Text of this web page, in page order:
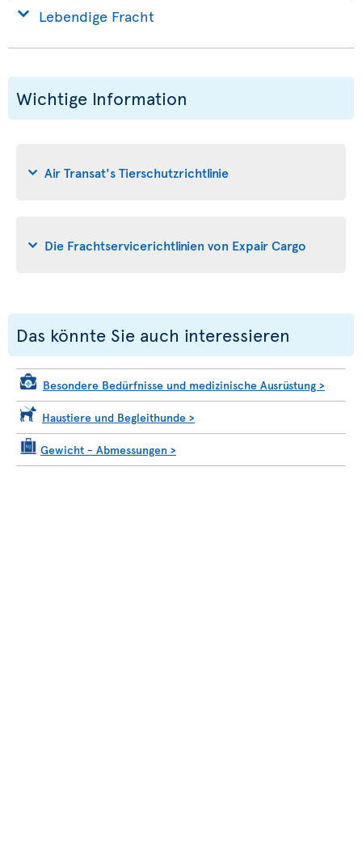
Lebendige Fracht
Wichtige Information
Air Transat's Tierschutzrichtlinie
Die Frachtservicerichtlinien von Expair Cargo
Das könnte Sie auch interessieren
Besondere Bedürfnisse und medizinische Ausrüstung >
Haustiere und Begleithunde >
Gewicht - Abmessungen >